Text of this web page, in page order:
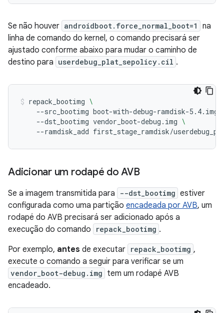
Se não houver androidboot.force_normal_boot=1
na
linha de comando do kernel, o comando precisará ser
ajustado conforme abaixo para mudar o caminho de
destino para userdebug_plat_sepolicy.cil .
repack_bootimg \
--src_bootimg boot-with-debug-ramdisk-5.4.img
--dst_bootimg vendor_boot-debug.img \
--ramdisk_add first_stage_ramdisk/
Adicionar um rodapé do AVB
Se a imagem transmitida para --dst_bootimg estiver
configurada como uma partição encadeada por AVB, um
rodapé do AVB precisará ser adicionado após a
execução do comando
repack_bootimg .
Por exemplo, antes de executar repack_bootimg ,
execute o comando a seguir para verificar se um
vendor_boot-debug.img tem um rodapé AVB
encadeado.